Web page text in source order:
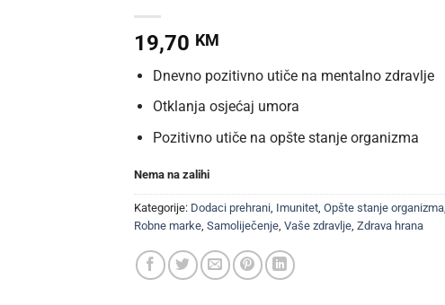
19,70 KM
Dnevno pozitivno utiče na mentalno zdravlje
Otklanja osjećaj umora
Pozitivno utiče na opšte stanje organizma
Nema na zalihi
Kategorije: Dodaci prehrani Imunitet Opšte stanje organizma
Robne marke Samoliječenje Vaše zdravlje Zdrava hrana